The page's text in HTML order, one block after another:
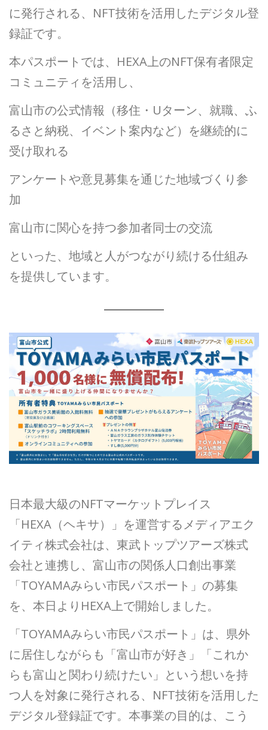
に発行される、NFT技術を活用したデジタル登
録証です。
本パスポートでは、HEXA上のNFT保有者限定
コミュニティを活用し、
富山市の公式情報（移住・Uターン、就職、ふ
るさと納税、イベント案内など）を継続的に
受け取れる
アンケートや意見募集を通じた地域づくり参
加
富山市に関心を持つ参加者同士の交流
といった、地域と人がつながり続ける仕組み
を提供しています。
日本最大級のNFTマーケットプレイス
「HEXA（ヘキサ）」を運営するメディアエク
イティ株式会社は、東武トップツアーズ株式
会社と連携し、富山市の関係人口創出事業
「TOYAMAみらい市民パスポート」の募集
を、本日よりHEXA上で開始しました。
「TOYAMAみらい市民パスポート」は、県外
に居住しながらも「富山市が好き」「これか
らも富山と関わり続けたい」という想いを持
つ人を対象に発行される、NFT技術を活用した
デジタル登録証です。本事業の目的は、こう